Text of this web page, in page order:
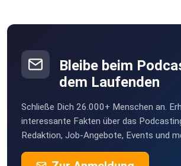
Bleibe beim
dem Laufenden
Schließe Dich 26.000+ Menschen an.
interessante Fakten über das
Redaktion, Job-Angebote, Events und